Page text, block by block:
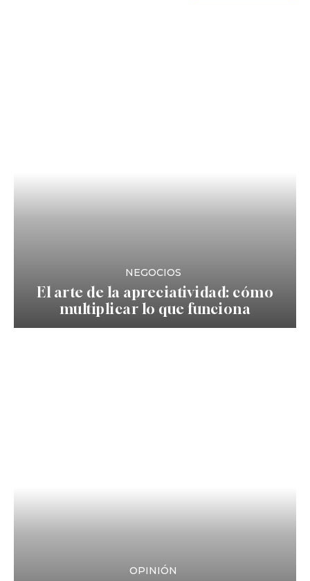
NEGOCIOS
El arte de la apreciatividad: cómo
multiplicar lo que funciona
OPINIÓN